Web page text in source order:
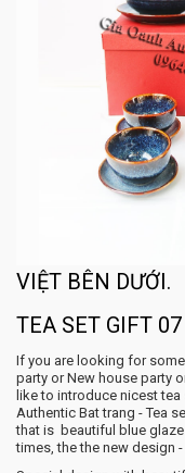
VIỆT BÊN DƯỚI.
TEA SET GIFT 07
If you are looking for
party or New house party
like to introduce nicest tea
Authentic Bat trang - Tea
that is beautiful blue glaze
times, the the new design